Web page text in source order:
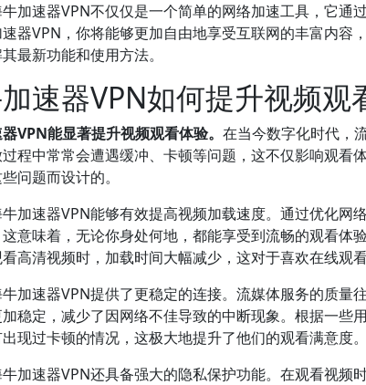
加速器VPN不仅仅是一个简单的网络加速工具，它通
器VPN，你将能够更加自由地享受互联网的丰富内容
最新功能和使用方法。
速器VPN如何提升视频观
VPN能显著提升视频观看体验。 在当今数字化时代，
程中常常会遭遇缓冲、卡顿等问题，这不仅影响观看
问题而设计的。
加速器VPN能够有效提高视频加载速度。通过优化网
意味着，无论你身处何地，都能享受到流畅的观看体
高清视频时，加载时间大幅减少，这对于喜欢在线观
加速器VPN提供了更稳定的连接。流媒体服务的质量
稳定，减少了因网络不佳导致的中断现象。根据一些
现过卡顿的情况，这极大地提升了他们的观看满意度。
加速器VPN还具备强大的隐私保护功能。在观看视频